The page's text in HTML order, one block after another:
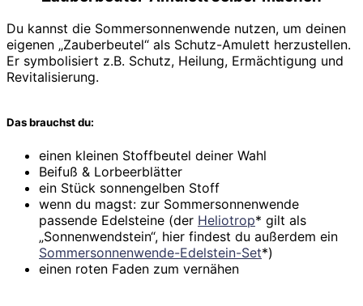
Du kannst die Sommersonnenwende nutzen, um deinen
eigenen „Zauberbeutel“ als Schutz-Amulett herzustellen.
Er symbolisiert z.B. Schutz, Heilung, Ermächtigung und
Revitalisierung.
Das brauchst du:
einen kleinen Stoffbeutel deiner Wahl
Beifuß & Lorbeerblätter
ein Stück sonnengelben Stoff
wenn du magst: zur Sommersonnenwende
passende Edelsteine (der Heliotrop* gilt als
„Sonnenwendstein“, hier findest du außerdem ein
Sommersonnenwende-Edelstein-Set*)
einen roten Faden zum vernähen